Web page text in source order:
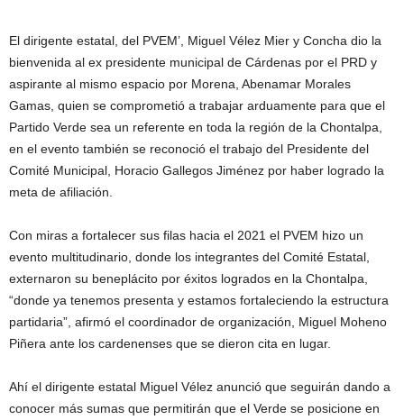
El dirigente estatal, del PVEM’, Miguel Vélez Mier y Concha dio la
bienvenida al ex presidente municipal de Cárdenas por el PRD y
aspirante al mismo espacio por Morena, Abenamar Morales
Gamas, quien se comprometió a trabajar arduamente para que el
Partido Verde sea un referente en toda la región de la Chontalpa,
en el evento también se reconoció el trabajo del Presidente del
Comité Municipal, Horacio Gallegos Jiménez por haber logrado la
meta de afiliación.
Con miras a fortalecer sus filas hacia el 2021 el PVEM hizo un
evento multitudinario, donde los integrantes del Comité Estatal,
externaron su beneplácito por éxitos logrados en la Chontalpa,
“donde ya tenemos presenta y estamos fortaleciendo la estructura
partidaria”, afirmó el coordinador de organización, Miguel Moheno
Piñera ante los cardenenses que se dieron cita en lugar.
Ahí el dirigente estatal Miguel Vélez anunció que seguirán dando a
conocer más sumas que permitirán que el Verde se posicione en